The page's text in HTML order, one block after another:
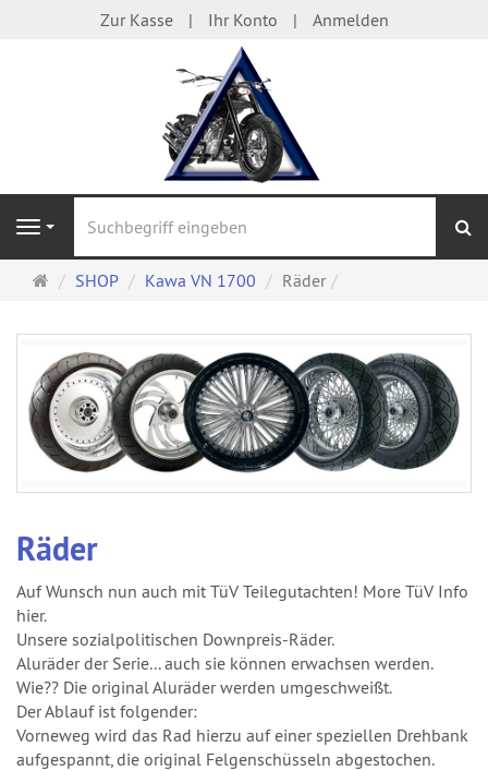
Zur Kasse Ihr Konto Anmelden
Navigation
Startseite
SHOP Kawa VN 1700 Räder
Räder
Auf Wunsch nun auch mit TüV Teilegutachten! More TüV Info
hier.
Unsere sozialpolitischen Downpreis-Räder.
Aluräder der Serie... auch sie können erwachsen werden.
Wie?? Die original Aluräder werden umgeschweißt.
Der Ablauf ist folgender:
Vorneweg wird das Rad hierzu auf einer speziellen Drehbank
aufgespannt, die original Felgenschüsseln abgestochen.